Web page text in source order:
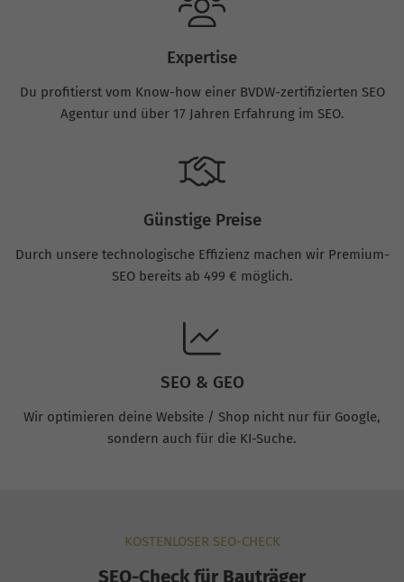
Expertise
Du profitierst vom Know-how einer BVDW-zertifizierten SEO
Agentur und über 17 Jahren Erfahrung im SEO.
Günstige Preise
Durch unsere technologische Effizienz machen wir Premium-
SEO bereits ab 499 € möglich.
SEO & GEO
Wir optimieren deine Website / Shop nicht nur für Google,
sondern auch für die KI-Suche.
KOSTENLOSER SEO-CHECK
SEO-Check für Bauträger